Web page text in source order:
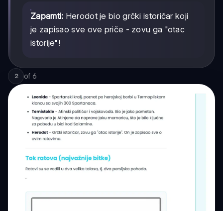
Zapamti: Herodot je bio grčki istoričar koji
je zapisao sve ove priče - zovu ga "otac
istorije"!
2 of 6